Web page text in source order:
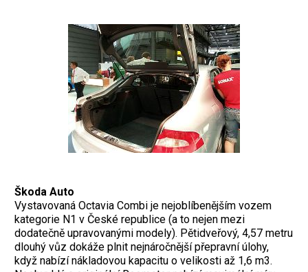
Škoda Auto
Vystavovaná Octavia Combi je nejoblíbenějším vozem
kategorie N1 v České republice (a to nejen mezi
dodatečně upravovanými modely). Pětidveřový, 4,57 metru
dlouhý vůz dokáže plnit nejnáročnější přepravní úlohy,
když nabízí nákladovou kapacitu o velikosti až 1,6 m3.